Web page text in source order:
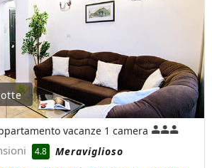
vacanze 1 camera
4.8
Meraviglioso